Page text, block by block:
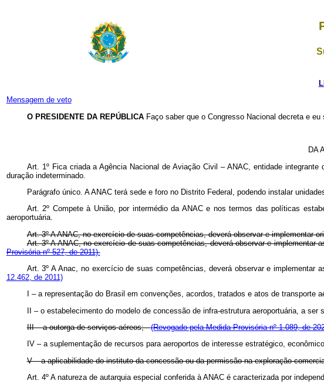
Mensagem de veto
O PRESIDENTE DA REPÚBLICA Faço saber que o Congresso Nacional decreta e
DA
Art. 1º Fica criada a Agência Nacional de Aviação Civil – ANAC, entidade
duração indeterminado.
Parágrafo único. A ANAC terá sede e foro no Distrito Federal, podendo instalar
Art. 2º Compete à União, por intermédio da ANAC e nos termos das políticas
aeroportuária.
Art. 3º A ANAC, no exercício de suas competências, deverá observar e implementar
Art. 3º A ANAC, no exercício de suas competências, deverá observar e
Provisória nº 527, de 2011).
Art. 3º A Anac, no exercício de suas competências, deverá observar e
12.462, de 2011)
I – a representação do Brasil em convenções, acordos, tratados e atos de
II – o estabelecimento do modelo de concessão de infra-estrutura aeroportuária, a ser
III – a outorga de serviços aéreos;(Revogado pela Medida Provisória nº 1.089, de
IV – a suplementação de recursos para aeroportos de interesse estratégico,
V – a aplicabilidade do instituto da concessão ou da permissão na exploração
Art. 4º A natureza de autarquia especial conferida à ANAC é caracterizada por